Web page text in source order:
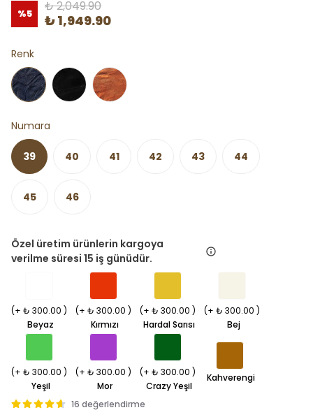
%5 ₺ 2,049.90
₺ 1,949.90
Renk
Numara
39 40 41 42 43 44
45 46
Özel üretim ürünlerin kargoya
verilme süresi 15 iş günüdür.
(+ ₺ 300.00 )
Beyaz
(+ ₺ 300.00 )
Kırmızı
(+ ₺ 300.00 )
Hardal Sarısı
(+ ₺ 300.00 )
Bej
(+ ₺ 300.00 )
Yeşil
(+ ₺ 300.00 )
Mor
(+ ₺ 300.00 )
Crazy Yeşil
Kahverengi
16 değerlendirme